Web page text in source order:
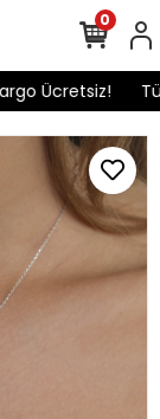
Ücretsiz! Tüm
0